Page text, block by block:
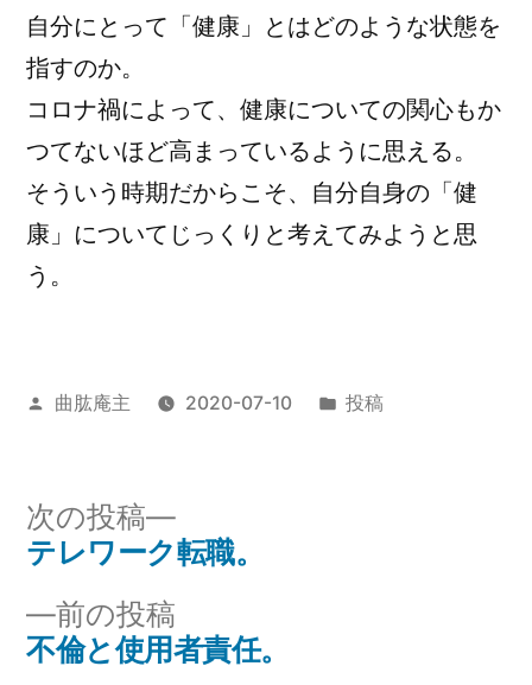
自分にとって「健康」とはどのような状態を
指すのか。
コロナ禍によって、健康についての関心もか
つてないほど高まっているように思える。
そういう時期だからこそ、自分自身の「健
康」についてじっくりと考えてみようと思
う。
投
曲肱庵主 2020-07-10
カ
投稿
投
稿 前の投稿
の
不倫と使用者責任。
次の投稿
次
の
テレワーク転職。